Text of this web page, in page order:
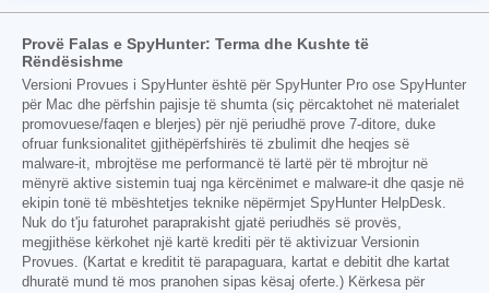
Provë Falas e SpyHunter: Terma dhe Kushte të
Rëndësishme
Versioni Provues i SpyHunter është për SpyHunter Pro ose SpyHunter
për Mac dhe përfshin pajisje të shumta (siç përcaktohet në materialet
promovuese/faqen e blerjes) për një periudhë prove 7-ditore, duke
ofruar funksionalitet gjithëpërfshirës të zbulimit dhe heqjes së
malware-it, mbrojtëse me performancë të lartë për të mbrojtur në
mënyrë aktive sistemin tuaj nga kërcënimet e malware-it dhe qasje në
ekipin tonë të mbështetjes teknike nëpërmjet SpyHunter HelpDesk.
Nuk do t'ju faturohet paraprakisht gjatë periudhës së provës,
megjithëse kërkohet një kartë krediti për të aktivizuar Versionin
Provues. (Kartat e kreditit të parapaguara, kartat e debitit dhe kartat
dhuratë mund të mos pranohen sipas kësaj oferte.) Kërkesa për